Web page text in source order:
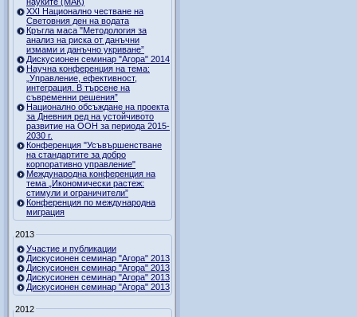
XXI Национално честване на
Световния ден на водата
Кръгла маса "Методология за
анализ на риска от данъчни
измами и данъчно укриване”
Дискусионен семинар "Агора" 2014
Научна конференция на тема:
„Управление, ефективност,
интеграция. В търсене на
съвременни решения”
Национално обсъждане на проекта
за Дневния ред на устойчивото
развитие на ООН за периода 2015-
2030 г.
Конференция "Усъвършенстване
на стандартите за добро
корпоративно управление"
Международна конференция на
тема „Икономически растеж:
стимули и ограничители”
Конференция по международна
миграция
2013
Участие и публикации
Дискусионен семинар "Агора" 2013
Дискусионен семинар "Агора" 2013
Дискусионен семинар "Агора" 2013
Дискусионен семинар "Агора" 2013
2012